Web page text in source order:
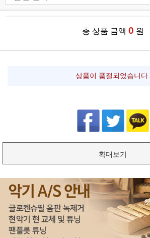
총 상품 금액 0 원
상품이 품절되었습니다.
확대보기